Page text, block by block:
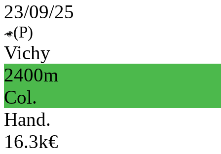
23/09/25
(P)
Vichy
2400m
Col.
Hand.
16.3k€